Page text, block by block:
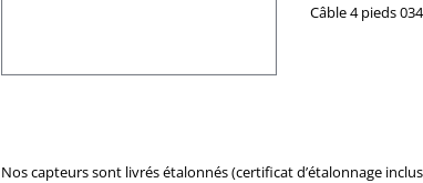
Câble 4 pieds
Nos capteurs sont livrés étalonnés (certificat d’étalonnage